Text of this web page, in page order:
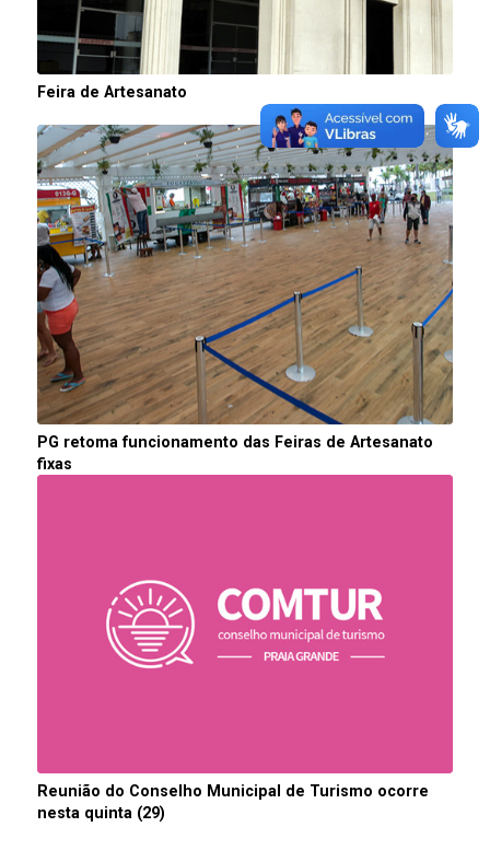
Feira de Artesanato
PG retoma funcionamento das Feiras de Artesanato
fixas
Reunião do Conselho Municipal de Turismo ocorre
nesta quinta (29)